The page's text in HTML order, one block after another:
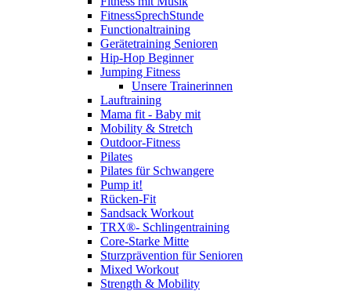
FitnessSprechStunde
Functionaltraining
Gerätetraining Senioren
Hip-Hop Beginner
Jumping Fitness
Unsere Trainerinnen
Lauftraining
Mama fit - Baby mit
Mobility & Stretch
Outdoor-Fitness
Pilates
Pilates für Schwangere
Pump it!
Rücken-Fit
Sandsack Workout
TRX®- Schlingentraining
Core-Starke Mitte
Sturzprävention für Senioren
Mixed Workout
Strength & Mobility